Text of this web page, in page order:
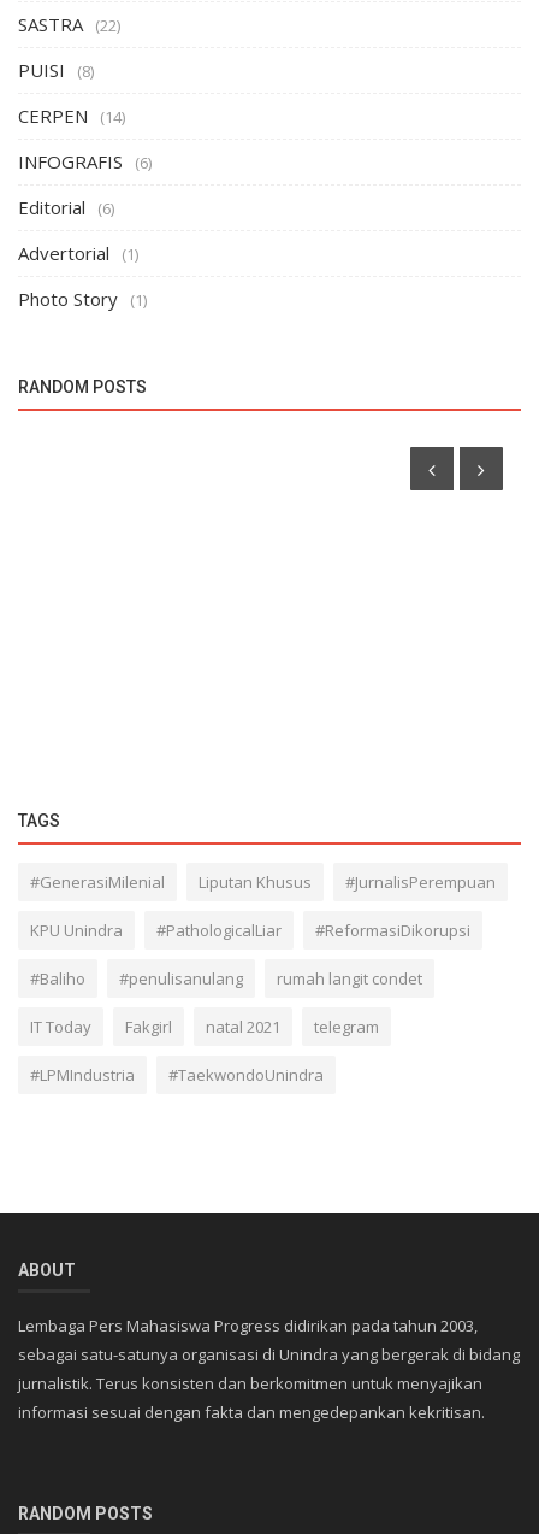
SASTRA (22)
PUISI (8)
CERPEN (14)
INFOGRAFIS (6)
Editorial (6)
Advertorial (1)
Photo Story (1)
RANDOM POSTS
TAGS
#GenerasiMilenial Liputan Khusus #JurnalisPerempuan
KPU Unindra #PathologicalLiar #ReformasiDikorupsi
#Baliho #penulisanulang rumah langit condet
IT Today Fakgirl natal 2021 telegram
#LPMIndustria #TaekwondoUnindra
ABOUT
Lembaga Pers Mahasiswa Progress didirikan pada tahun 2003,
sebagai satu-satunya organisasi di Unindra yang bergerak di bidang
jurnalistik. Terus konsisten dan berkomitmen untuk menyajikan
informasi sesuai dengan fakta dan mengedepankan kekritisan.
RANDOM POSTS